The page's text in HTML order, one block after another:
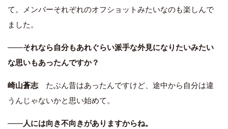
て。メンバーそれぞれのオフショットみたいなのも楽しんで
ました。
――それなら自分もあれぐらい派手な外見になりたいみたい
な思いもあったんですか？
崎山蒼志たぶん昔はあったんですけど、途中から自分は違
うんじゃないかと思い始めて。
――人には向き不向きがありますからね。